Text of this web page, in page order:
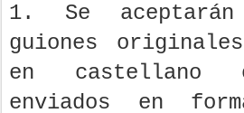
1. Se
guiones
en castellano
enviados en